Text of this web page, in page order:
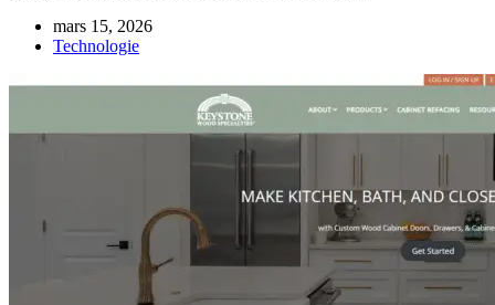
mars 15, 2026
Technologie